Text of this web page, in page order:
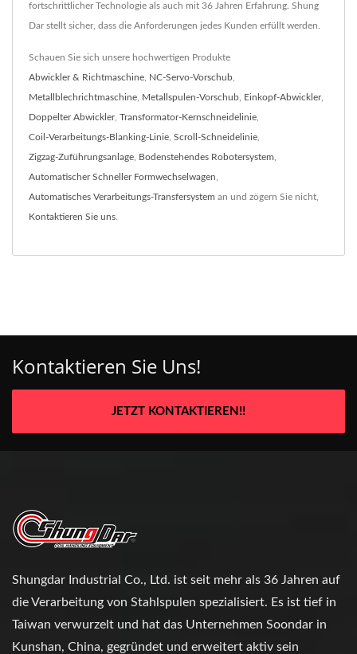
fortschrittlicher Technologie als auch mit 36 Jahren Erfahrung. Shung
Dar stellt sicher, dass die Anforderungen jedes Kunden erfüllt werden.
Schauen Sie sich unsere hochwertigen Produkte
Abwickler & Richtmaschine NC-Servo-Vorschub
Metallblechrichtmaschine Metallspulen-Vorschub Einkopf-Abwickler,
Doppelter Abwickler, Transformator-Kernschneidelinie
Coil-Verarbeitungs-Blanking-Linie Scroll-Schneidelinie
Zigzag-Zuführungsanlage Bodenstehendes Robotersystem
Automatischer Schneller Formwechselwagen
Automatisches Verarbeitungs-Transfersystem an und zögern Sie nicht,
Kontaktieren Sie uns
Kontaktieren Sie Uns!
JETZT KONTAKTIEREN!!
Shungdar Industrial Co., Ltd. ist seit mehr als 36 Jahren auf
die Verarbeitung von Stahlspulen spezialisiert. Es ist tief in
Taiwan verwurzelt und hat das Unternehmen Soondar in
Kunshan, China, gegründet und erweitert aktiv sein